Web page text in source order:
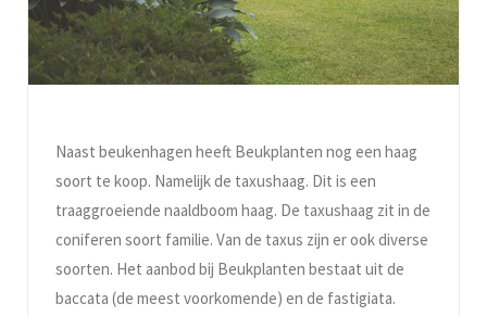
Naast beukenhagen heeft Beukplanten nog een haag
soort te koop. Namelijk de taxushaag. Dit is een
traaggroeiende naaldboom haag. De taxushaag zit in de
coniferen soort familie. Van de taxus zijn er ook diverse
soorten. Het aanbod bij Beukplanten bestaat uit de
baccata (de meest voorkomende) en de fastigiata.